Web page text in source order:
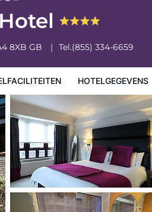
8XB GB Tel.(855) 334-6659
HOTELGEGEVENS